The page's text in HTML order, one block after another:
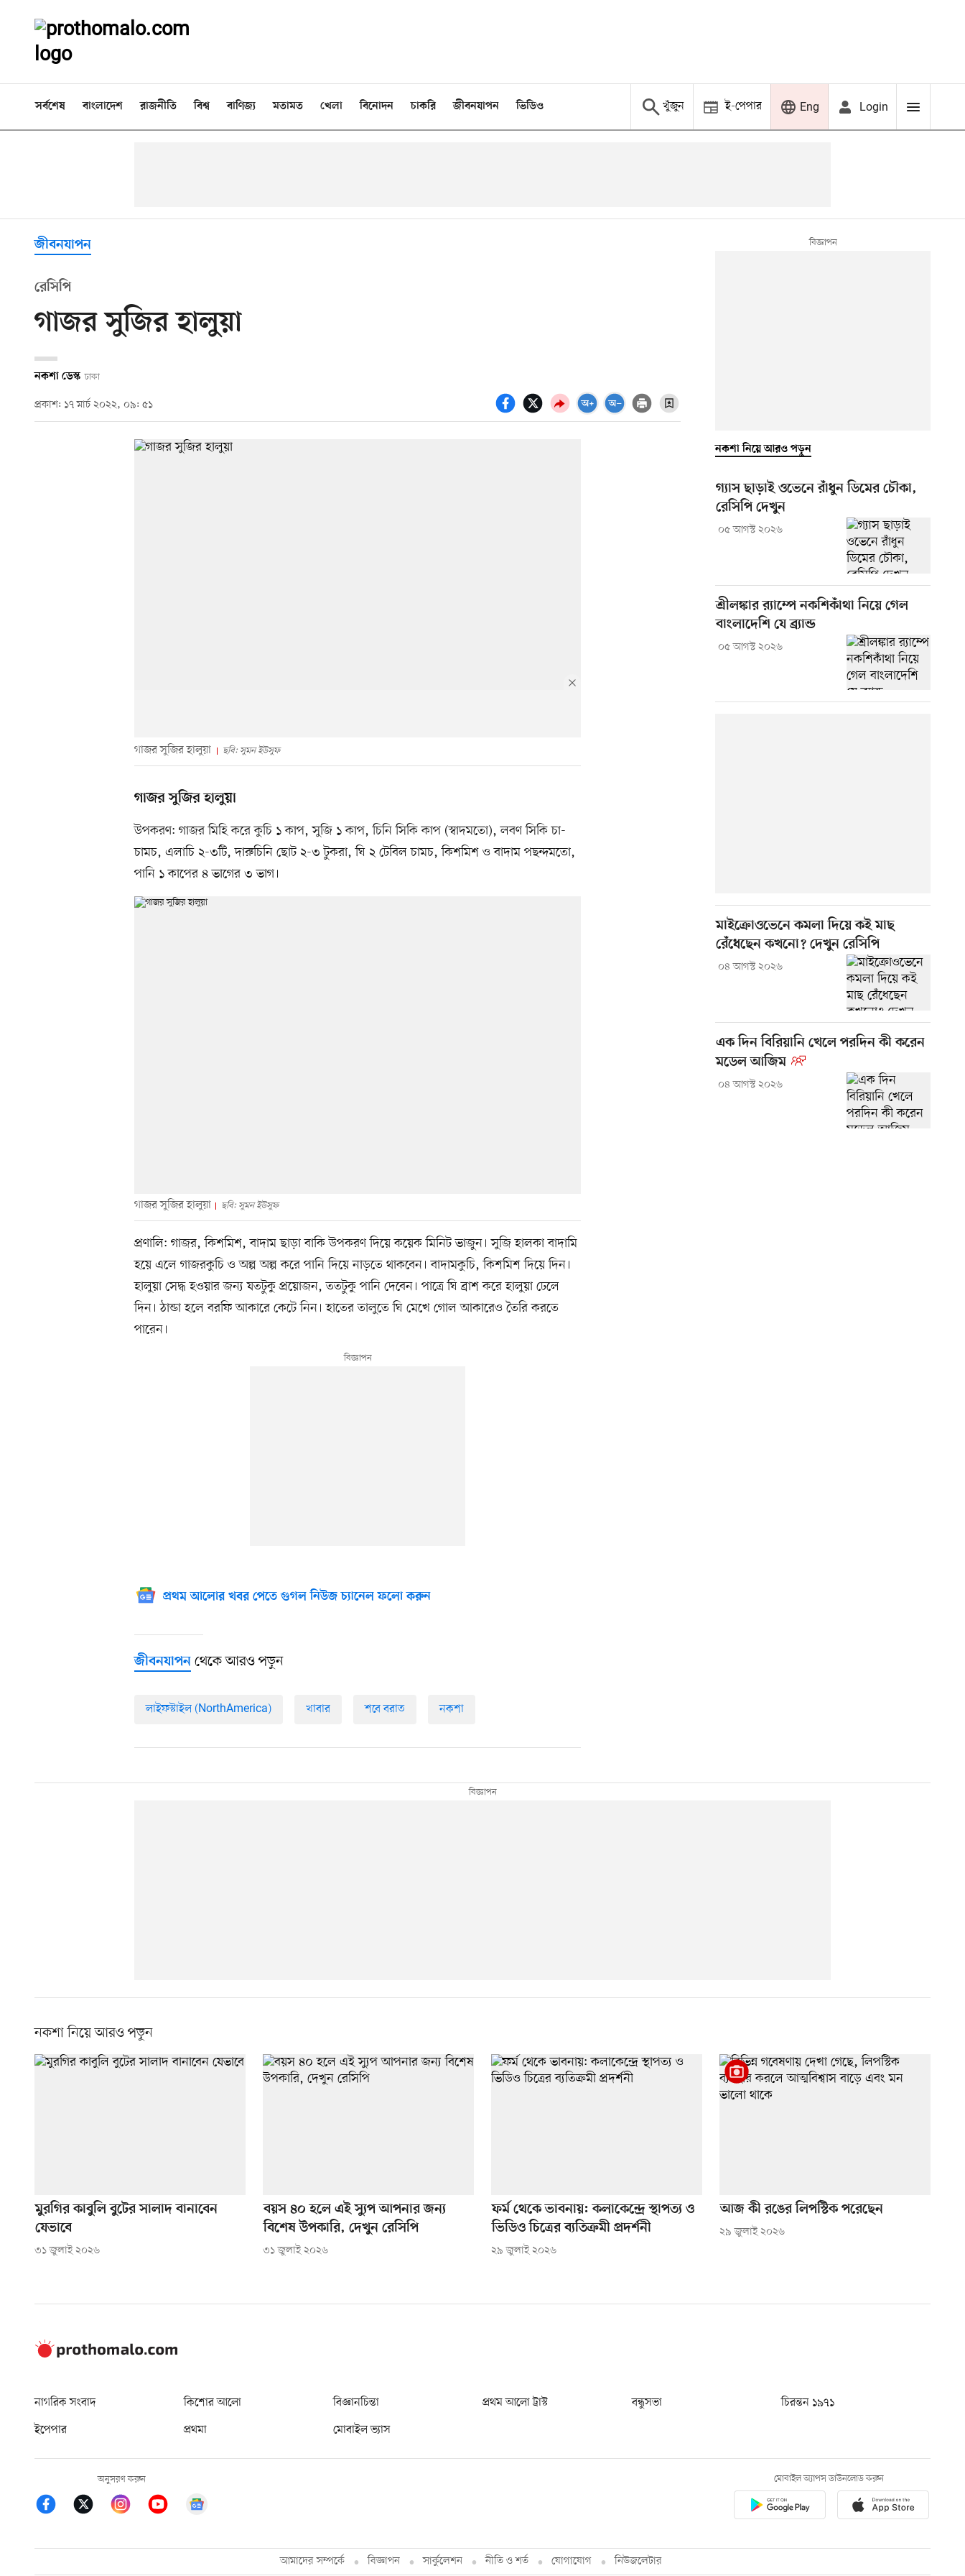
সর্বশেষ বাংলাদেশ রাজনীতি বিশ্ব বাণিজ্য মতামত খেলা বিনোদন চাকরি জীবনযাপন ভিডিও খুঁজুন ই-পেপার Eng Login
জীবনযাপন
রেসিপি
গাজর সুজির হালুয়া
নকশা ডেস্ক ঢাকা
প্রকাশ: ১৭ মার্চ ২০২২, ০৯: ৫১
গাজর সুজির হালুয়া ছবি: সুমন ইউসুফ
গাজর সুজির হালুয়া
উপকরণ: গাজর মিহি করে কুচি ১ কাপ, সুজি ১ কাপ, চিনি সিকি কাপ (স্বাদমতো), লবণ সিকি চা-
চামচ, এলাচি ২-৩টি, দারুচিনি ছোট ২-৩ টুকরা, ঘি ২ টেবিল চামচ, কিশমিশ ও বাদাম পছন্দমতো,
পানি ১ কাপের ৪ ভাগের ৩ ভাগ।
গাজর সুজির হালুয়া ছবি: সুমন ইউসুফ
প্রণালি: গাজর, কিশমিশ, বাদাম ছাড়া বাকি উপকরণ দিয়ে কয়েক মিনিট ভাজুন। সুজি হালকা বাদামি
হয়ে এলে গাজরকুচি ও অল্প অল্প করে পানি দিয়ে নাড়তে থাকবেন। বাদামকুচি, কিশমিশ দিয়ে দিন।
হালুয়া সেদ্ধ হওয়ার জন্য যতটুকু প্রয়োজন, ততটুকু পানি দেবেন। পাত্রে ঘি ব্রাশ করে হালুয়া ঢেলে
দিন। ঠান্ডা হলে বরফি আকারে কেটে নিন। হাতের তালুতে ঘি মেখে গোল আকারেও তৈরি করতে
পারেন।
প্রথম আলোর খবর পেতে গুগল নিউজ চ্যানেল ফলো করুন
জীবনযাপন থেকে আরও পড়ুন
লাইফস্টাইল (NorthAmerica) খাবার শবে বরাত নকশা
নকশা নিয়ে আরও পড়ুন
গ্যাস ছাড়াই ওভেনে রাঁধুন ডিমের চৌকা,
রেসিপি দেখুন
০৫ আগস্ট ২০২৬
শ্রীলঙ্কার র‍্যাম্পে নকশিকাঁথা নিয়ে গেল
বাংলাদেশি যে ব্র্যান্ড
০৫ আগস্ট ২০২৬
মাইক্রোওভেনে কমলা দিয়ে কই মাছ
রেঁধেছেন কখনো? দেখুন রেসিপি
০৪ আগস্ট ২০২৬
এক দিন বিরিয়ানি খেলে পরদিন কী করেন
মডেল আজিম
০৪ আগস্ট ২০২৬
নকশা নিয়ে আরও পড়ুন
মুরগির কাবুলি বুটের সালাদ বানাবেন
যেভাবে
৩১ জুলাই ২০২৬
বয়স ৪০ হলে এই স্যুপ আপনার জন্য
বিশেষ উপকারি, দেখুন রেসিপি
৩১ জুলাই ২০২৬
ফর্ম থেকে ভাবনায়: কলাকেন্দ্রে স্থাপত্য ও
ভিডিও চিত্রের ব্যতিক্রমী প্রদর্শনী
২৯ জুলাই ২০২৬
আজ কী রঙের লিপস্টিক পরেছেন
২৯ জুলাই ২০২৬
নাগরিক সংবাদ কিশোর আলো বিজ্ঞানচিন্তা প্রথম আলো ট্রাস্ট বন্ধুসভা
চিরন্তন ১৯৭১
ইপেপার
প্রথমা মোবাইল ভ্যাস
অনুসরণ করুন মোবাইল অ্যাপস ডাউনলোড করুন
আমাদের সম্পর্কে বিজ্ঞাপন সার্কুলেশন নীতি ও শর্ত যোগাযোগ নিউজলেটার